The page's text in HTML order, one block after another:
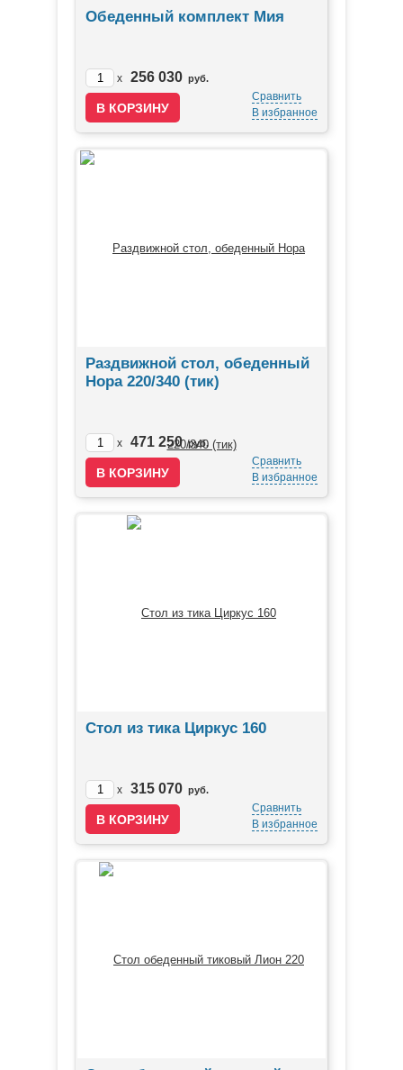
Обеденный комплект Мия
x 256 030 руб.
Сравнить
В избранное
Раздвижной стол, обеденный
Нора 220/340 (тик)
x 471 250 руб.
Сравнить
В избранное
Стол из тика Циркус 160
x 315 070 руб.
Сравнить
В избранное